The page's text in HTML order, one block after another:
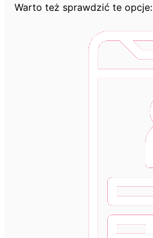
Warto też sprawdzić te opcje: